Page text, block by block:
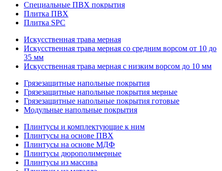
Специальные ПВХ покрытия
Плитка ПВХ
Плитка SPC
Искуccтвенная трава мерная
Искусственная трава мерная со средним ворсом от 10 до
35 мм
Искусственная трава мерная с низким ворсом до 10 мм
Грязезащитные напольные покрытия
Грязезащитные напольные покрытия мерные
Грязезащитные напольные покрытия готовые
Модульные напольные покрытия
Плинтусы и комплектующие к ним
Плинтусы на основе ПВХ
Плинтусы на основе МДФ
Плинтусы дюрополимерные
Плинтусы из массива